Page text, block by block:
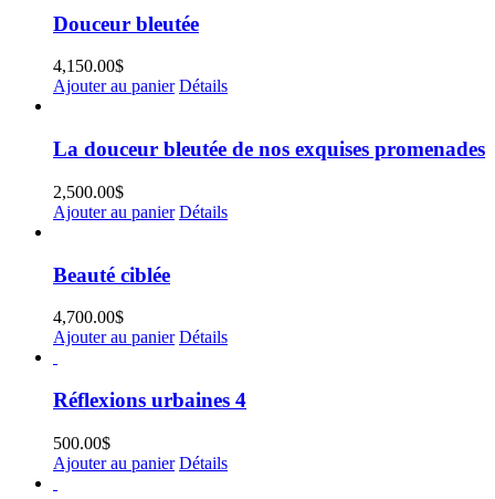
Douceur bleutée
4,150.00$
Ajouter au panier Détails
La douceur bleutée de nos exquises promenades
2,500.00$
Ajouter au panier Détails
Beauté ciblée
4,700.00$
Ajouter au panier Détails
Réflexions urbaines 4
500.00$
Ajouter au panier Détails